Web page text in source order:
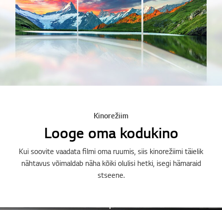
Kinorežiim
Looge oma kodukino
Kui soovite vaadata filmi oma ruumis, siis kinorežiimi täielik
nähtavus võimaldab näha kõiki olulisi hetki, isegi hämaraid
stseene.